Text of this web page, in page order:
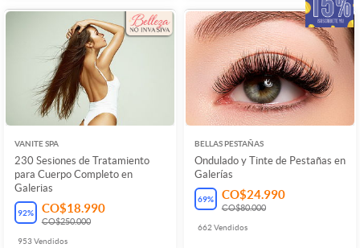
VANITE SPA
230 Sesiones de Tratamiento
para Cuerpo Completo en
Galerias
92% CO$18.990
CO$250.000
953Vendidos
BELLAS PESTAÑAS
Ondulado y Tinte de Pestañas en
Galerías
69% CO$24.990
CO$80.000
662 Vendidos